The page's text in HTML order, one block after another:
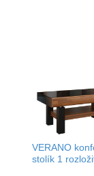
VERANO
stolík 1